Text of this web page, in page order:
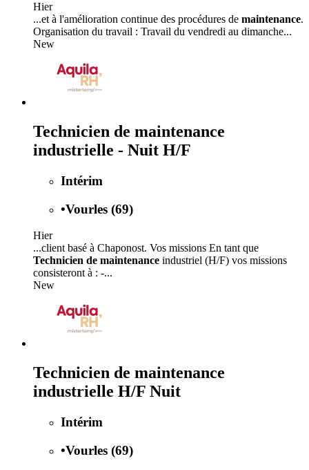
Hier
...et à l'amélioration continue des procédures de maintenance.
Organisation du travail : Travail du vendredi au dimanche...
New
Technicien de maintenance
industrielle - Nuit H/F
Intérim
•Vourles (69)
Hier
...client basé à Chaponost. Vos missions En tant que
Technicien de maintenance industriel (H/F) vos missions
consisteront à : -...
New
Technicien de maintenance
industrielle H/F Nuit
Intérim
•Vourles (69)